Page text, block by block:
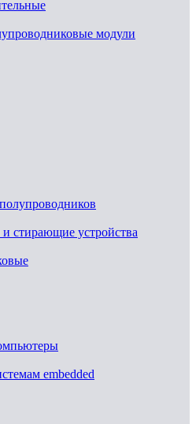
модули
стирающие устройства
embedded